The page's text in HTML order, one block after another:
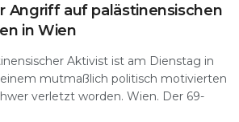
Angriff auf palästinensischen
in Wien
Aktivist ist am Dienstag in
mutmaßlich politisch motivierten
verletzt worden. Wien. Der 69-